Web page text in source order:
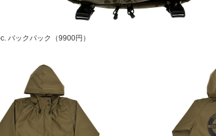
バックパック（9900円）